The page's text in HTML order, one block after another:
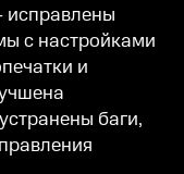
исправлены
с настройками
и
баги,